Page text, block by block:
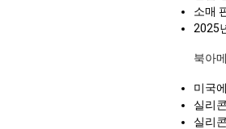
소매
2025
북아
미국
실리
실리